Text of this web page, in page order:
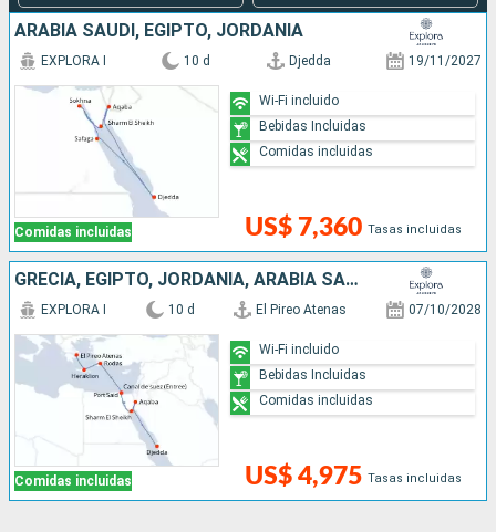
ARABIA SAUDÍ, EGIPTO, JORDANIA
Comidas incluidas
EXPLORA I 10 d Djedda 19/11/2027
US$ 7,360 Tasas incluidas
Wi-Fi incluido
Bebidas Incluidas
Comidas incluidas
GRECIA, EGIPTO, JORDANIA, ARABIA SAUDÍ
Comidas incluidas
EXPLORA I 10 d El Pireo Atenas 07/10/2028
US$ 4,975 Tasas incluidas
Wi-Fi incluido
Bebidas Incluidas
Comidas incluidas